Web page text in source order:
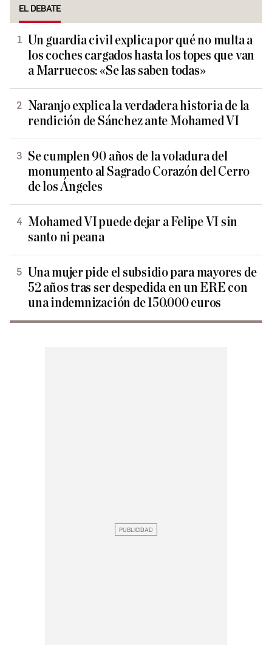
EL DEBATE
Un guardia civil explica por qué no multa a
los coches cargados hasta los topes que van
a Marruecos: «Se las saben todas»
Naranjo explica la verdadera historia de la
rendición de Sánchez ante Mohamed VI
Se cumplen 90 años de la voladura del
monumento al Sagrado Corazón del Cerro
de los Ángeles
Mohamed VI puede dejar a Felipe VI sin
santo ni peana
Una mujer pide el subsidio para mayores de
52 años tras ser despedida en un ERE con
una indemnización de 150.000 euros